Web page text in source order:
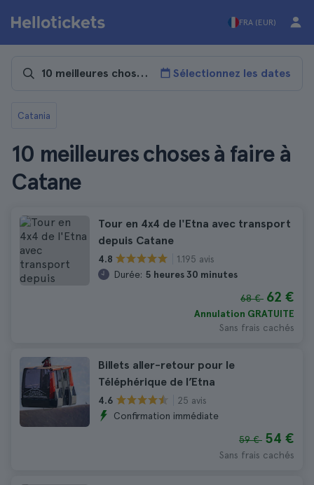
FRA (EUR)
Sélectionnez les dates
Catania
10 meilleures choses à faire à
Catane
Tour en 4x4 de l'Etna avec transport
depuis Catane
4.8
1.195 avis
Durée: 5 heures 30 minutes
68 € 62 €
Annulation GRATUITE
Sans frais cachés
Billets aller-retour pour le
Téléphérique de l’Etna
4.6
25 avis
Confirmation immédiate
59 € 54 €
Sans frais cachés